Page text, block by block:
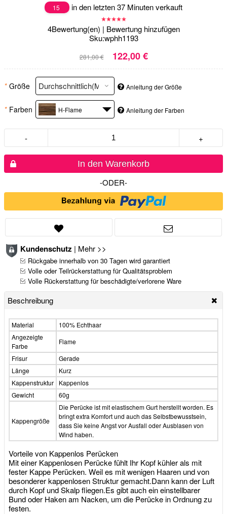
15 in den letzten 37 Minuten verkauft
4Bewertung(en) | Bewertung hinzufügen
Sku:wphh1193
281,00 € 122,00 €
* Größe Anleitung der Größe
* Farben H-Flame Anleitung der Farben
- +
In den Warenkorb
-ODER-
Kundenschutz | Mehr >>
Rückgabe innerhalb von 30 Tagen wird garantiert
Volle oder Teilrückerstattung für Qualitätsproblem
Volle Rückerstattung für beschädigte/verlorene Ware
Beschreibung
Material
100% Echthaar
Angezeigte
Farbe
Flame
Frisur
Gerade
Länge
Kurz
Kappenstruktur
Kappenlos
Gewicht
60g
Kappengröße
Die Perücke ist mit elastischem Gurt herstellt worden. Es
bringt extra Komfort und auch das Selbstbewusstsein,
dass Sie keine Angst vor Ausfall oder Ausblasen von
Wind haben.
Vorteile von Kappenlos Perücken
Mit einer Kappenlosen Perücke fühlt Ihr Kopf kühler als mit
fester Kappe Perücken. Weil es mit wenigen Haaren und von
besonderer kappenlosen Struktur gemacht.Dann kann der Luft
durch Kopf und Skalp fliegen.Es gibt auch ein einstellbarer
Bund oder Haken am Nacken, um die Perücke in Ordnung zu
festen.